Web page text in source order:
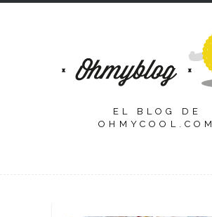
EL BLOG DE
OHMYCOOL.COM